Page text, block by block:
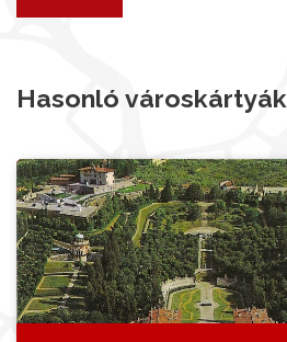
Hasonló városkártyák